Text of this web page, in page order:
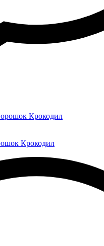
Крокодил